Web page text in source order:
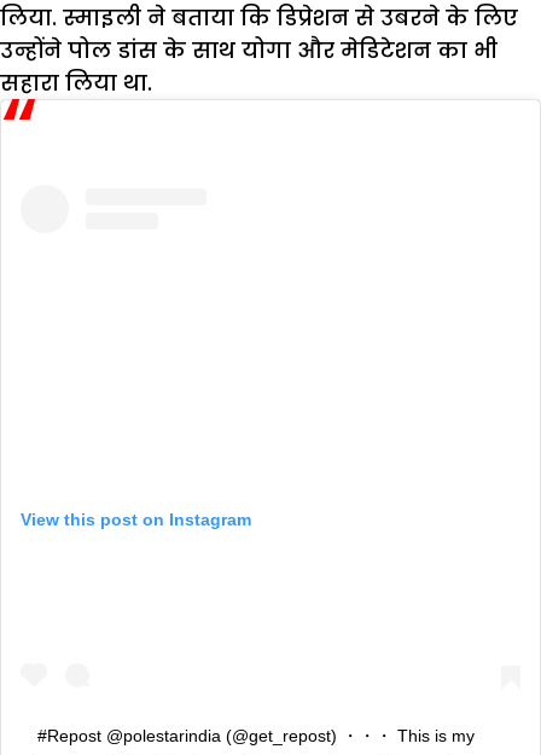
लिया. स्माइली ने बताया कि डिप्रेशन से उबरने के लिए
उन्होंने पोल डांस के साथ योगा और मेडिटेशन का भी
सहारा लिया था.
View this post on Instagram
#Repost @polestarindia (@get_repost) ・・・ This is my